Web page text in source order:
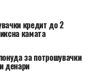
кредит до 2
камата
за потрошувачки
денари